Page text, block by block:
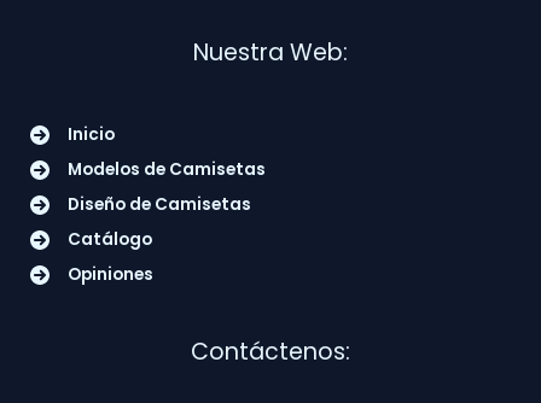
Nuestra Web:
Inicio
Modelos de Camisetas
Diseño de Camisetas
Catálogo
Opiniones
Contáctenos: